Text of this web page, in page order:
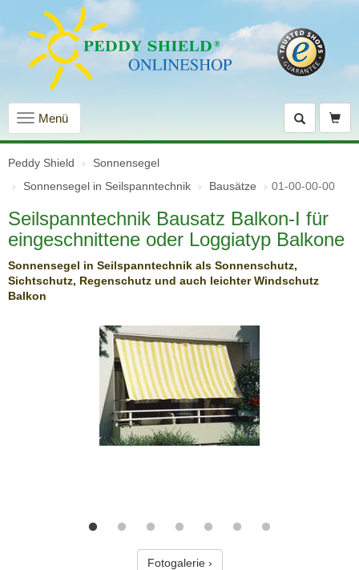
Navigation
einblenden
Menü
Peddy Shield
Sonnensegel
Sonnensegel in Seilspanntechnik
Bausätze 01-00-00-00
Seilspanntechnik Bausatz Balkon-I für
eingeschnittene oder Loggiatyp Balkone
Sonnensegel in Seilspanntechnik als Sonnenschutz,
Sichtschutz, Regenschutz und auch leichter Windschutz
Balkon
Fotogalerie ›